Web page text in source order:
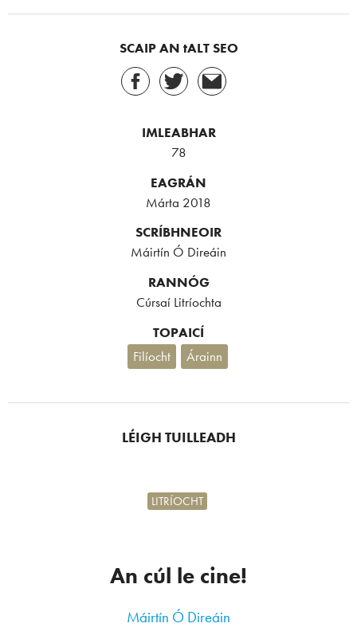
SCAIP AN tALT SEO
IMLEABHAR
78
EAGRÁN
Márta 2018
SCRÍBHNEOIR
Máirtín Ó Direáin
RANNÓG
Cúrsaí Litríochta
TOPAICÍ
Filíocht
Árainn
LÉIGH TUILLEADH
An cúl le cine!
LITRÍOCHT
Máirtín Ó Direáin